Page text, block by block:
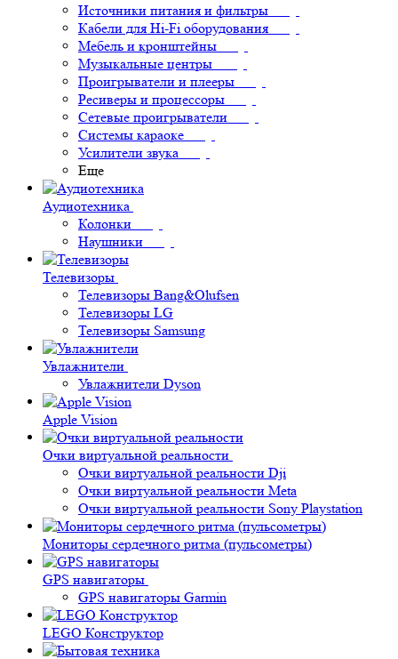
Источники питания и фильтры
Кабели для Hi-Fi оборудования
Мебель и кронштейны
Музыкальные центры
Проигрыватели и плееры
Ресиверы и процессоры
Сетевые проигрыватели
Системы караоке
Усилители звука
Еще
Аудиотехника
Колонки
Наушники
Телевизоры
Телевизоры Bang&Olufsen
Телевизоры LG
Телевизоры Samsung
Увлажнители
Увлажнители Dyson
Apple Vision
Очки виртуальной реальности
Очки виртуальной реальности Dji
Очки виртуальной реальности Meta
Очки виртуальной реальности Sony Playstation
Мониторы сердечного ритма (пульсометры)
GPS навигаторы
GPS навигаторы Garmin
LEGO Конструктор